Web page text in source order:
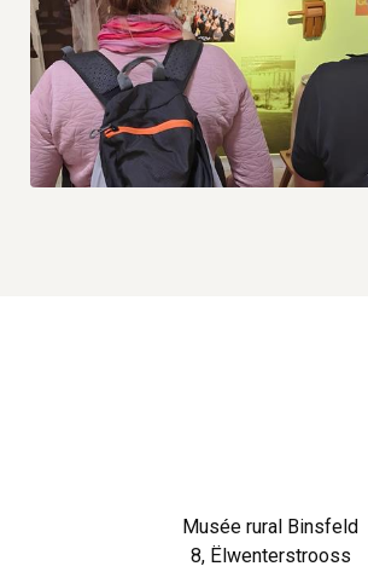
Musée rural Binsfeld
8, Ëlwenterstrooss